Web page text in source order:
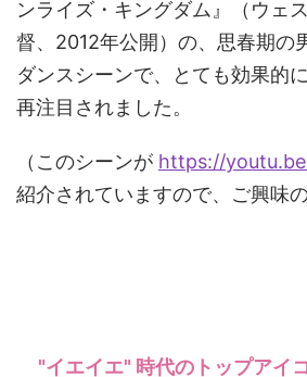
ンライズ・キングダム』（ウェ
督、2012年公開）の、思春期の
ダンスシーンで、とても効果的
再注目されました。
（このシーンが https://
紹介されていますので、ご興味
"イエイエ" 時代のトップアイ